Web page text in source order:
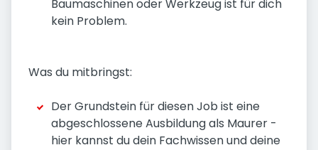
Baumaschinen oder Werkzeug ist für dich
kein Problem.
Was du mitbringst:
Der Grundstein für diesen Job ist eine
abgeschlossene Ausbildung als Maurer -
hier kannst du dein Fachwissen und deine